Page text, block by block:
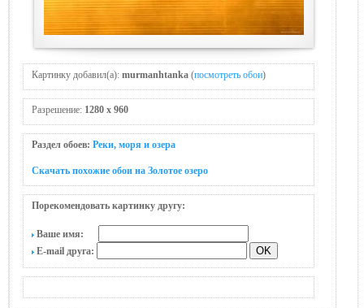
Картинку добавил(а): murmanhtanka (посмотреть обои)
Разрешение: 1280 x 960
Раздел обоев: Реки, моря и озера
Скачать похожие обои на Золотое озеро
Порекомендовать картинку другу:
Ваше имя:
E-mail друга: